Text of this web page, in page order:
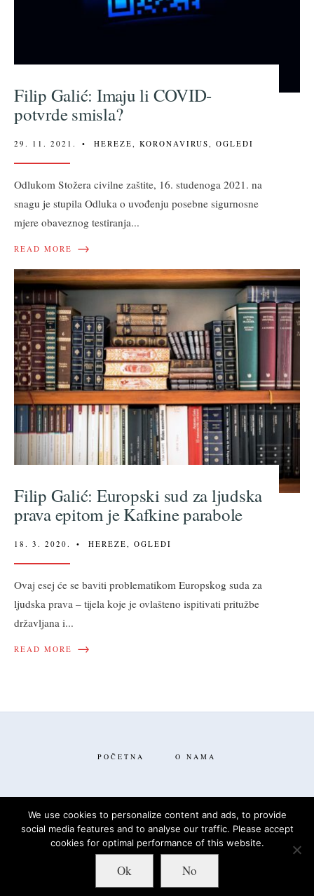
Filip Galić: Imaju li COVID-
potvrde smisla?
29. 11. 2021. • HEREZE KORONAVIRUS OGLEDI
Odlukom Stožera civilne zaštite, 16. studenoga 2021. na
snagu je stupila Odluka o uvođenju posebne sigurnosne
mjere obaveznog testiranja...
READ MORE →
Filip Galić: Europski sud za ljudska
prava epitom je Kafkine parabole
18. 3. 2020. • HEREZE, OGLEDI
Ovaj esej će se baviti problematikom Europskog suda za
ljudska prava – tijela koje je ovlašteno ispitivati pritužbe
državljana i...
READ MORE →
POČETNA O NAMA
FACEBOOK TWITTER
We use cookies to personalize content and ads, to provide
social media features and to analyse our traffic. Please accept
cookies for optimal performance of this website.
Ok No